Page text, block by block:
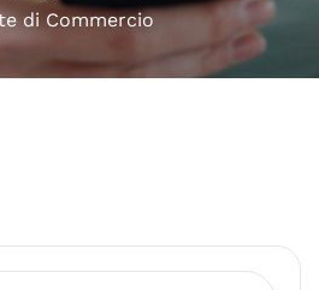
di Commercio